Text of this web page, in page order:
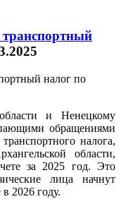
транспортный
и Ненецкому
обращениями
налога,
области,
за 2025 год. Это
лица начнут
2026 году.